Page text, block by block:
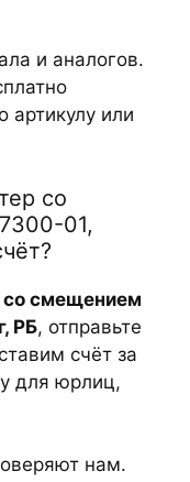
и аналогов.
артикулу или
со
01,
со смещением
РБ, отправьте
счёт за
для юрлиц,
нам.